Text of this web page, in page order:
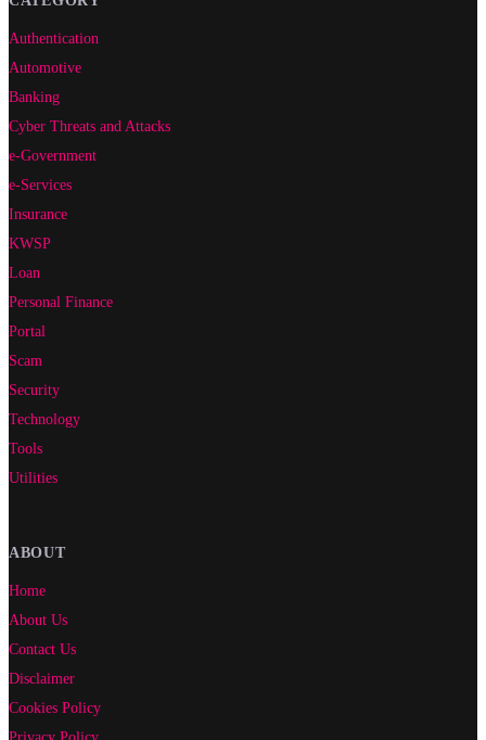
Authentication
Automotive
Banking
Cyber Threats and Attacks
e-Government
e-Services
Insurance
KWSP
Loan
Personal Finance
Portal
Scam
Security
Technology
Tools
Utilities
ABOUT
Home
About Us
Contact Us
Disclaimer
Cookies Policy